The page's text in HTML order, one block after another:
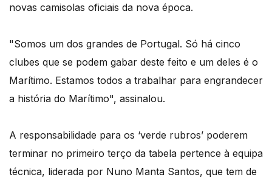
novas camisolas oficiais da nova época.
"Somos um dos grandes de Portugal. Só há cinco
clubes que se podem gabar deste feito e um deles é o
Marítimo. Estamos todos a trabalhar para engrandecer
a história do Marítimo", assinalou.
A responsabilidade para os ‘verde rubros’ poderem
terminar no primeiro terço da tabela pertence à equipa
técnica, liderada por Nuno Manta Santos, que tem de